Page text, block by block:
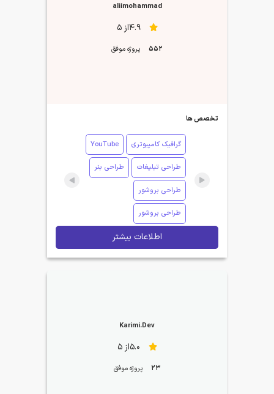
aliimohammad
4.9از 5
552 پروژه موفق
تخصص ها
گرافیک کامپیوتری YouTube
طراحی تبلیغات طراحی بنر
طراحی بروشور
طراحی بروشور
اطلاعات بیشتر
Karimi.Dev
5.0از 5
23 پروژه موفق